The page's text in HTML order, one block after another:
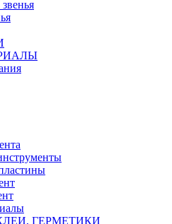
ГЕРМЕТИКИ